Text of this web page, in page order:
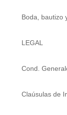
Boda, bautizo
LEGAL
Cond.
Claúsulas de